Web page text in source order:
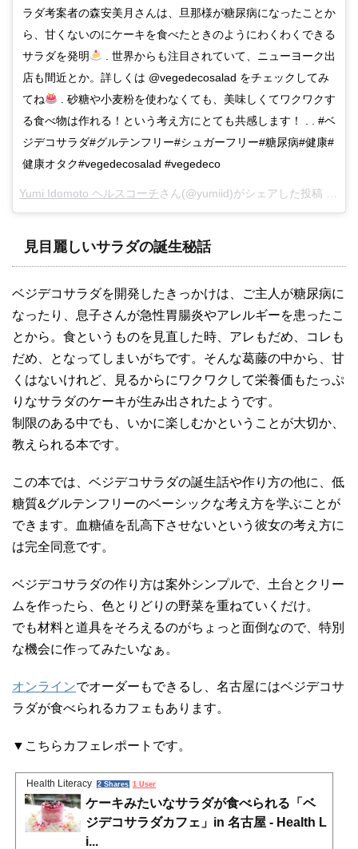
ラダ考案者の森安美月さんは、旦那様が糖尿病になったことか
ら、甘くないのにケーキを食べたときのようにわくわくできる
サラダを発明
. 世界からも注目されていて、ニューヨーク出
店も間近とか。詳しくは @vegedecosalad をチェックしてみ
てね
. 砂糖や小麦粉を使わなくても、美味しくてワクワクす
る食べ物は作れる！という考え方にとても共感します！ . . #ベ
ジデコサラダ#グルテンフリー#シュガーフリー#糖尿病#健康#
健康オタク#vegedecosalad #vegedeco
Yumi Idomoto ヘルスコーチさん(@yumiid)がシェアした投稿 –
見目麗しいサラダの誕生秘話
ベジデコサラダを開発したきっかけは、ご主人が糖尿病に
なったり、息子さんが急性胃腸炎やアレルギーを患ったこ
とから。 食というものを見直した時、アレもだめ、コレも
だめ、となってしまいがちです。 そんな葛藤の中から、甘
くはないけれど、見るからにワクワクして栄養価もたっぷ
りなサラダのケーキが生み出されたようです。
制限のある中でも、いかに楽しむかということが大切か、
教えられる本です。
この本では、ベジデコサラダの誕生話や作り方の他に、低
糖質&グルテンフリーのベーシックな考え方を学ぶことが
できます。血糖値を乱高下させないという彼女の考え方に
は完全同意です。
ベジデコサラダの作り方は案外シンプルで、土台とクリー
ムを作ったら、色とりどりの野菜を重ねていくだけ。
でも材料と道具をそろえるのがちょっと面倒なので、特別
な機会に作ってみたいなぁ。
オンラインでオーダーもできるし、名古屋にはベジデコサ
ラダが食べられるカフェもあります。
▼こちらカフェレポートです。
Health Literacy 2 Shares 1 User
ケーキみたいなサラダが食べられる「ベ
ジデコサラダカフェ」in 名古屋 - Health L
i...